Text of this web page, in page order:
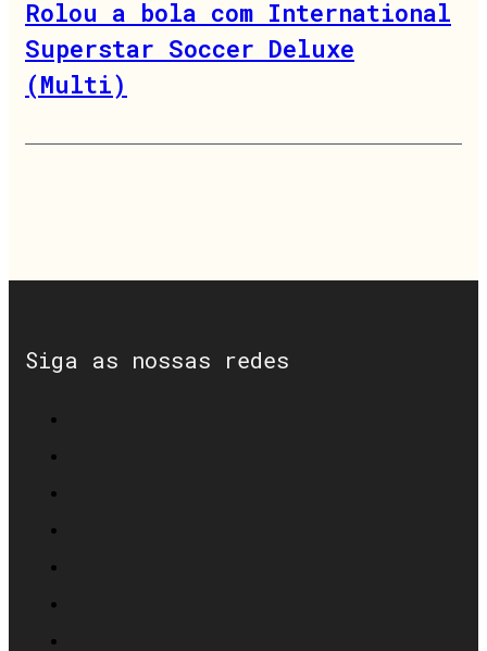
Rolou a bola com International
Superstar Soccer Deluxe
(Multi)
Siga as nossas redes